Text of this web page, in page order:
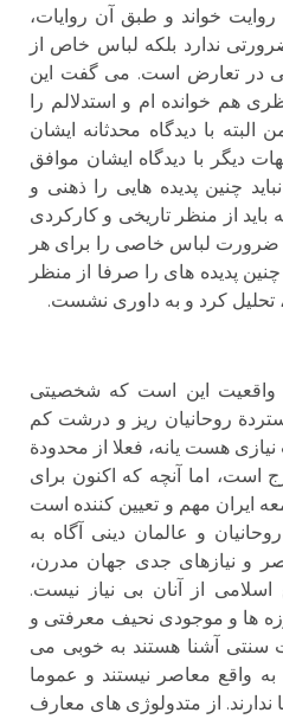
خواند و طبق آن روایات،
ندارد بلکه لباس خاص از
در تعارض است. می گفت این
هم خوانده ام و استدلالم را
با دیدگاه محدثانه ایشان
دیگر با دیدگاه ایشان موافق
چنین پدیده هایی را ذهنی و
باید از منظر تاریخی و کارکردی
ضرورت لباس خاصی را برای هر
پدیده های را صرفا از منظر
تحلیل کرد و به داوری نشست.
واقعیت این است که شخصیتی
روحانیان ریز و درشت کم
نیازی هست یانه، فعلا از محدودة
است، اما آنچه که اکنون برای
ایران مهم و تعیین کننده است
و عالمان دینی آگاه به
و نیازهای جدی جهان مدرن،
از آنان بی نیاز نیست.
ها و موجودی نحیف معرفتی و
سنتی آشنا هستند به خوبی می
به واقع معاصر نیستند و عموما
ندارند. از متدولوژی های معارف